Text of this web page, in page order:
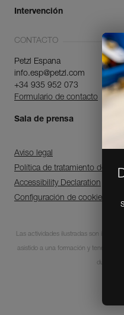
Intervención
CONTACTO
Petzl Espana
info.esp@petzl.com
+34 935 952 073
Formulario de contacto
Sala de prensa
Aviso legal
Política de tratamiento de
Accessibility Declaration
Configuración de cookies
Las actividades ilustradas son
asistido a una formación y tener las
durante